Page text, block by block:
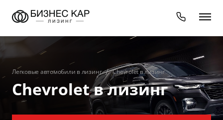
Легковые автомобили в лизинг Chevrolet в лизинг
Chevrolet в лизинг